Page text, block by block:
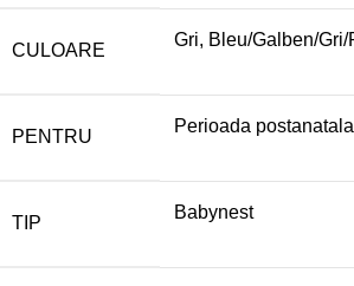
CULOARE
Gri, Bleu/Galben/Gri/
PENTRU
Perioada
TIP
Babynest